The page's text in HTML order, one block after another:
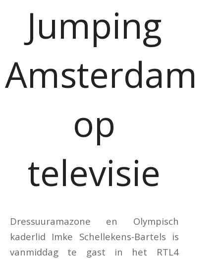
Jumping
Amsterdam
op
televisie
Dressuuramazone en Olympisch
kaderlid Imke Schellekens-Bartels is
vanmiddag te gast in het RTL4